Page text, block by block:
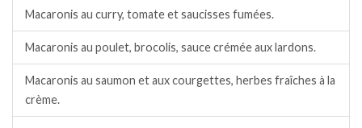
Macaronis au curry, tomate et saucisses fumées.
Macaronis au poulet, brocolis, sauce crémée aux lardons.
Macaronis au saumon et aux courgettes, herbes fraîches à la
crème.